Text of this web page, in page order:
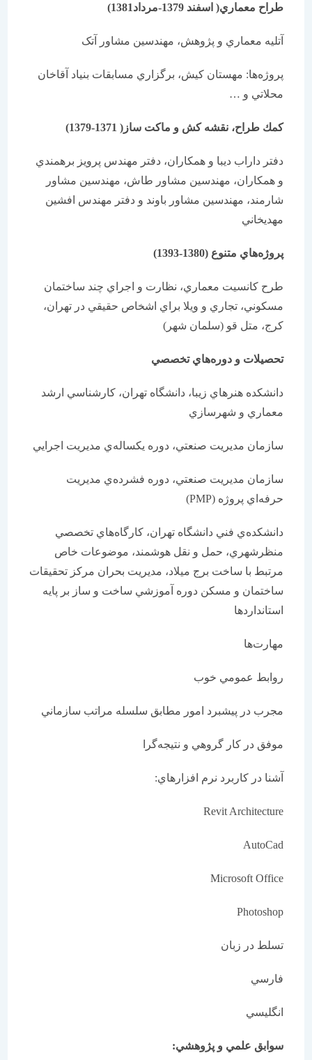
طراح معماري( اسفند 1379-مرداد1381)
آتليه معماري و پژوهش، مهندسين مشاور آتک
پروژه‌ها: مهستان كيش، برگزاري مسابقات بنیاد آقاخان
محلاتي و …
كمك طراح، نقشه كش و ماكت ساز( 1371-1379)
دفتر داراب ديبا و همكاران، دفتر مهندس پرويز برهمندي
و همكاران، مهندسين مشاور طاش، مهندسين مشاور
شارمند، مهندسين مشاور باوند و دفتر مهندس افشين
مهديخاني
پروژه‌هاي متنوع (1380-1393)
طرح كانسيت معماري، نظارت و اجراي چند ساختمان
مسكوني، تجاري و ويلا براي اشخاص حقيقي در تهران،
كرج، متل قو (سلمان شهر)
تحصيلات و دوره‌هاي تخصصي
دانشكده هنرهاي زيبا، دانشگاه تهران، كارشناسي ارشد
معماري و شهرسازي
سازمان مديريت صنعتي، دوره يكساله‌ي مديريت اجرايي
سازمان مديريت صنعتي، دوره‌ فشرده‌ي مديريت
حرفه‌اي پروژه (PMP)
دانشكده‌ي فني دانشگاه تهران، كارگاه‌هاي تخصصي
منظرشهري، حمل و نقل هوشمند، موضوعات خاص
مرتبط با ساخت برج ميلاد، مديريت بحران مركز تحقيقات
ساختمان و مسكن دوره آموزشي ساخت و ساز بر پايه
استانداردها
مهارت‌ها
روابط عمومي خوب
مجرب در پيشبرد امور مطابق سلسله مراتب سازماني
موفق در كار گروهي و نتيجه‌گرا
آشنا در كاربرد نرم افزارهاي:
Revit Architecture
AutoCad
Microsoft Office
Photoshop
تسلط در زبان
فارسي
انگليسي
سوابق علمي و پژوهشي: